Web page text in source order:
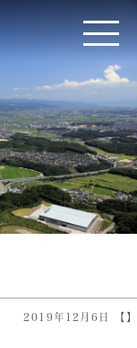
2019年12月6日 【】